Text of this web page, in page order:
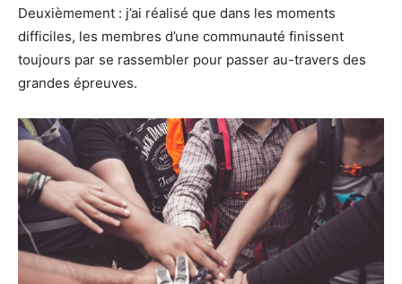
Deuxièmement : j’ai réalisé que dans les moments
difficiles, les membres d’une communauté finissent
toujours par se rassembler pour passer au-travers des
grandes épreuves.